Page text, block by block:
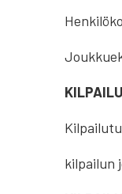
kilpailun